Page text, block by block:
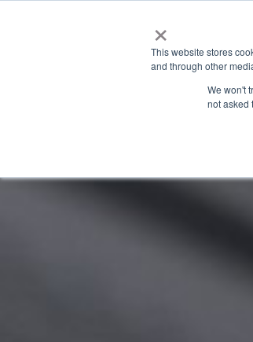
×
This website stores
and through other
We won't
not asked